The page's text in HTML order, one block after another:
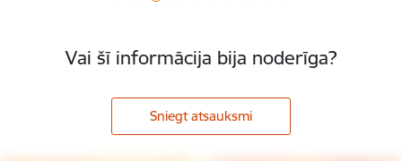
Vai šī informācija bija noderīga?
Sniegt atsauksmi